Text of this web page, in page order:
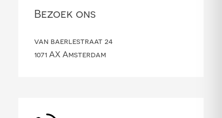
Bezoek ons
van baerlestraat 24
1071 AX Amsterdam